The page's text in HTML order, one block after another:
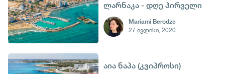
ლარნაკა - დღე პირველი
Mariami Berodze
27 ივლისი, 2020
აია ნაპა (კვიპროსი)